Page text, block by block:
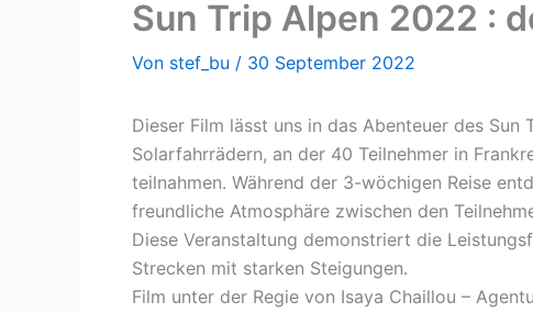
Sun Trip Alpen 2022 :
Von stef_bu / 30 September 2022
Dieser Film lässt uns in das Abenteuer des
Solarfahrrädern, an der 40 Teilnehmer in
teilnahmen. Während der 3-wöchigen Reise
freundliche Atmosphäre zwischen den
Diese Veranstaltung demonstriert die
Strecken mit starken Steigungen.
Film unter der Regie von Isaya Chaillou –